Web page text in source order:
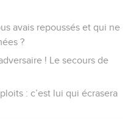
avais repoussés et qui ne
?
! Le secours de
: c’est lui qui écrasera